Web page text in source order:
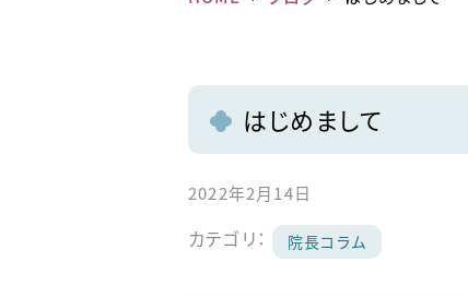
はじめまして
2022年2月14日
カテゴリ： 院長コラム